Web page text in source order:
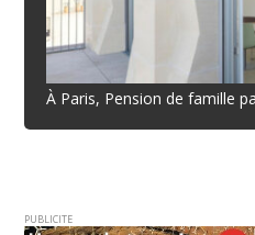
À Paris, Pension de famille
PUBLICITE